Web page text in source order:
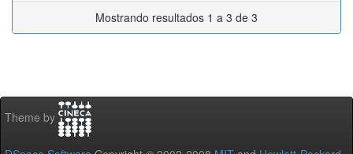
Mostrando resultados 1 a 3 de 3
Theme by